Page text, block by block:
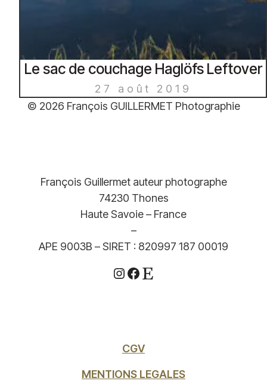
Le sac de couchage Haglöfs Leftover
27 août 2019
© 2026 François GUILLERMET Photographie
François Guillermet auteur photographe
74230 Thones
Haute Savoie – France
–
APE 9003B – SIRET : 820997 187 00019
Instagram
Facebook
Etsy
CGV
MENTIONS LEGALES